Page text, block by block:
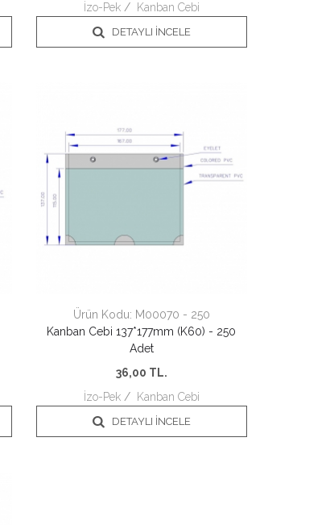
İzo-Pek/ Kanban Cebi
DETAYLI İNCELE
Ürün Kodu: M00070 - 250
Kanban Cebi 137*177mm (K60) - 250
Adet
36,00 TL.
İzo-Pek/ Kanban Cebi
DETAYLI İNCELE